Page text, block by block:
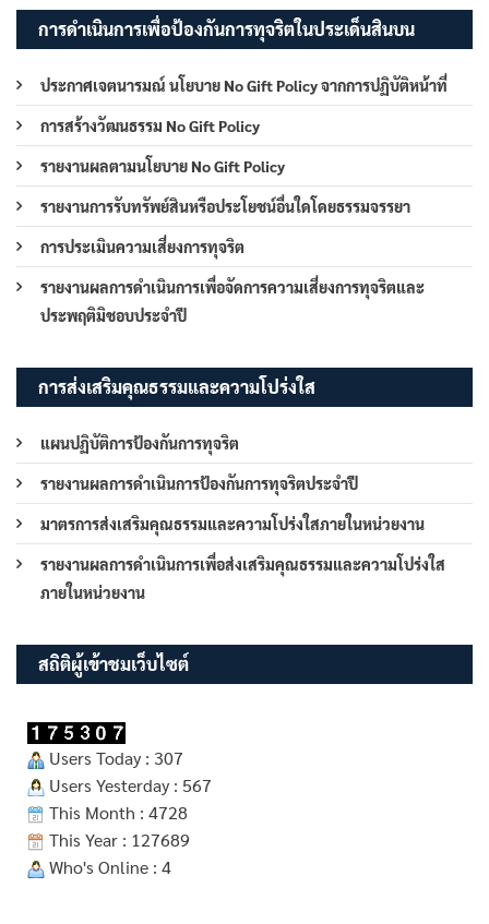
การดำเนินการเพื่อป้องกันการทุจริตในประเด็นสินบน
ประกาศเจตนารมณ์ นโยบาย No Gift Policy จากการปฏิบัติหน้าที่
การสร้างวัฒนธรรม No Gift Policy
รายงานผลตามนโยบาย No Gift Policy
รายงานการรับทรัพย์สินหรือประโยชน์อื่นใดโดยธรรมจรรยา
การประเมินความเสี่ยงการทุจริต
รายงานผลการดำเนินการเพื่อจัดการความเสี่ยงการทุจริตและ
ประพฤติมิชอบประจำปี
การส่งเสริมคุณธรรมและความโปร่งใส
แผนปฏิบัติการป้องกันการทุจริต
รายงานผลการดำเนินการป้องกันการทุจริตประจำปี
มาตรการส่งเสริมคุณธรรมและความโปร่งใสภายในหน่วยงาน
รายงานผลการดำเนินการเพื่อส่งเสริมคุณธรรมและความโปร่งใส
ภายในหน่วยงาน
สถิติผู้เข้าชมเว็บไซต์
Users Today : 307
Users Yesterday : 567
This Month : 4728
This Year : 127689
Who's Online : 4